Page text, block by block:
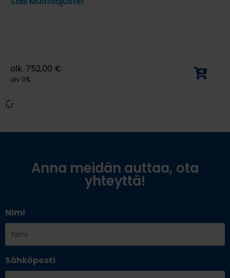
alk. 752,00 €
alv 0%
Anna meidän auttaa, ota
yhteyttä!
Nimi
Sähköposti